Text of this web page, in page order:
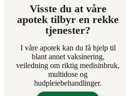
Visste du at våre
apotek tilbyr en rekke
tjenester?
I våre apotek kan du få hjelp til
blant annet vaksinering,
veiledning om riktig medisinbruk,
multidose og
hudpleiebehandlinger.